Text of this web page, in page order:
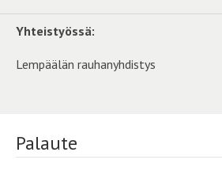
Yhteistyössä:
Lempäälän rauhanyhdistys
Palaute